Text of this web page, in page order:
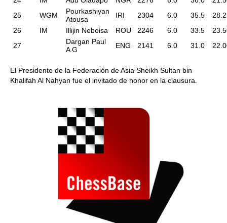
25
WGM
Pourkashiyan
Atousa
IRI 2304 6.0 35.5
26
IM Illijin Neboisa ROU 2246 6.0 33.5
27
Dargan Paul
A G
ENG 2141 6.0 31.0
El Presidente de la Federación de Asia Sheikh Sultan bin
Khalifah Al Nahyan fue el invitado de honor en la clausura.